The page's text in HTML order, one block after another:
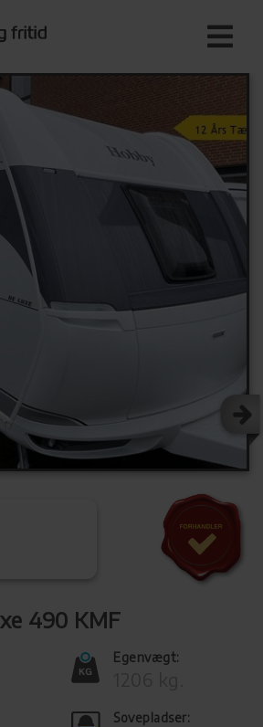
490 KMF
Egenvægt:
Sovepladser: